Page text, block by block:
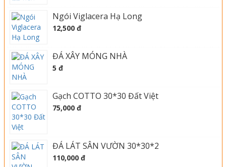
Ngói Viglacera Hạ Long
12,500 đ
ĐÁ XÂY MÓNG NHÀ
5 đ
Gạch COTTO 30*30 Đất Việt
75,000 đ
ĐÁ LÁT SÂN VƯỜN 30*30*2
110,000 đ